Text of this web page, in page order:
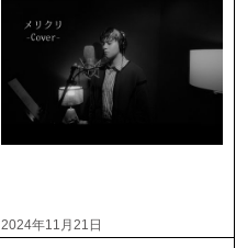
2024年11月21日